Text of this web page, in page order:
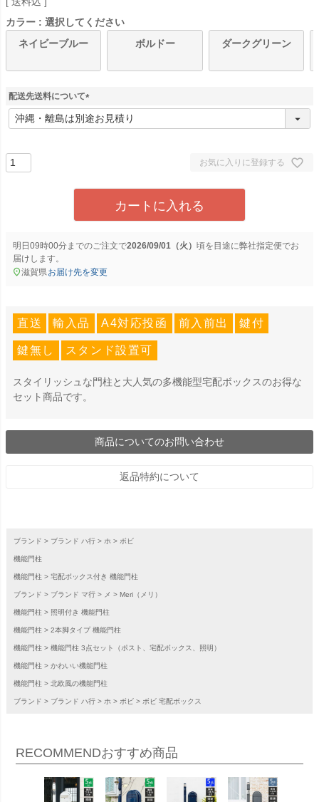
カラー
選択してください
ネイビーブルー
ボルドー ダークグリーン
配送先送料について
(
必
お気に入りに登録する
カートに入れる
明日 09時00分までのご注文で2026/09/01（火） に弊社指定便でお
届けします。
滋賀県お届け先を変更
直送 輸入品 A4対応投函 前入前出 鍵付
鍵無し スタンド設置可
スタイリッシュな門柱と大人気の多機能型宅配ボックスのお得な
セット商品です。
商品についてのお問い合わせ
返品特約について
ブランド ブランド ハ行 ホ ボビ
機能門柱
機能門柱 宅配ボックス付き 機能門柱
ブランド ブランド マ行 メ Meri（メリ）
機能門柱 照明付き 機能門柱
機能門柱 2本脚タイプ 機能門柱
機能門柱 機能門柱 3点セット（ポスト、宅配ボックス、照明）
機能門柱 かわいい機能門柱
機能門柱 北欧風の機能門柱
ブランド ブランド ハ行 ホ ボビ ボビ 宅配ボックス
RECOMMENDおすすめ商品